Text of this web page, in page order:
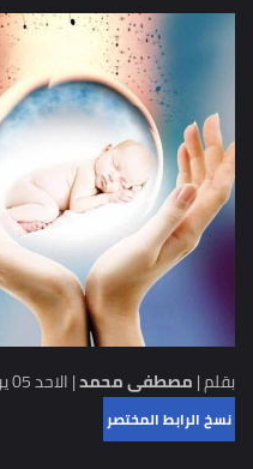
بقلم |مصطفى محمد|الاحد 05 يوليو 2020 - 03:13 ص
نسخ الرابط المختصر